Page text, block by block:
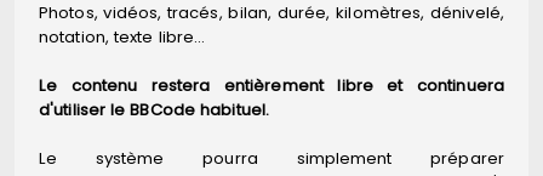
Photos, vidéos, tracés, bilan, durée, kilomètres, dénivelé,
notation, texte libre…
Le contenu restera entièrement libre et continuera
d'utiliser le BBCode habituel.
Le système pourra simplement préparer